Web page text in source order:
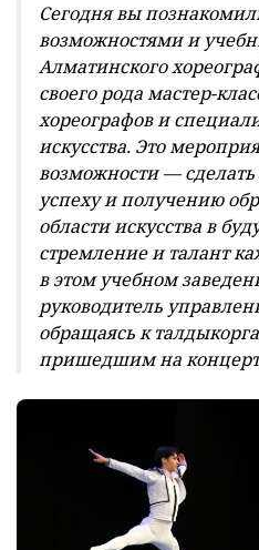
Сегодня вы
возможностями и
Алматинского
своего рода мастер-
хореографов и
искусства. Это
возможности —
успеху и получению
области искусства в
стремление и талант
в этом учебном
руководитель
обращаясь к
пришедшим на